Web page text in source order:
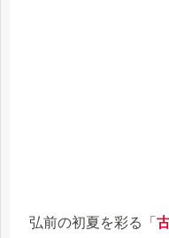
弘前の初夏を彩る「